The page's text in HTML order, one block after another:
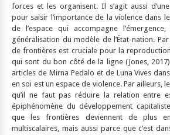
forces et les organisent. Il s’agit aussi
pour saisir l’importance de la violence dans
de l’espace qui accompagne
généralisation du modèle de l’État-nation.
de frontières est cruciale pour la
qui sont du bon côté de la ligne (Jones,
articles de Mirna Pedalo et de Luna Vives
en soi est un espace de violence. Par ailleurs,
qu’il ne faut pas réduire la relation entre
épiphénomène du développement
que les frontières deviennent de plus
multiscalaires, mais aussi parce que c’est